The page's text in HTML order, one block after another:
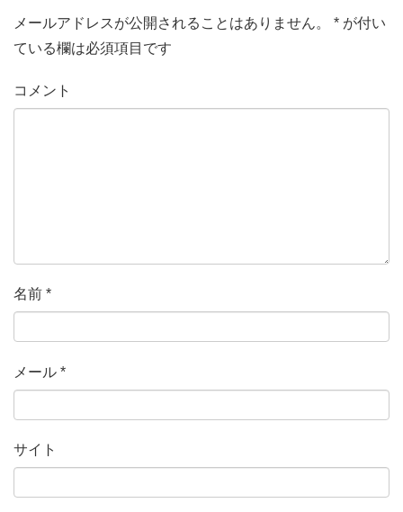
メールアドレスが公開されることはありません。 * が付い
ている欄は必須項目です
コメント
名前 *
メール *
サイト